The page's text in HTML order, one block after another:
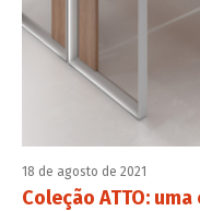
18 de agosto de 2021
Coleção ATTO: